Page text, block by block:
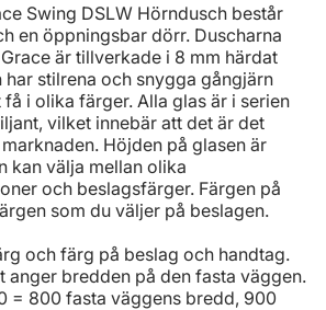
Swing DSLW Hörndusch består
en öppningsbar dörr. Duscharna
är tillverkade i 8 mm härdat
har stilrena och snygga gångjärn
i olika färger. Alla glas är i serien
vilket innebär att det är det
Höjden på glasen är
kan välja mellan olika
och beslagsfärger. Färgen på
som du väljer på beslagen.
och färg på beslag och handtag.
anger bredden på den fasta väggen.
= 800 fasta väggens bredd, 900